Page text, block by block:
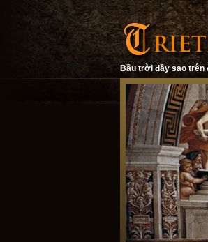
Bầu trời đầy sao trên